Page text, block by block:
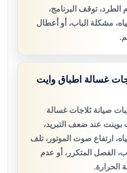
الطرد، توقف البرنامج،
مشكلة الباب، أو أعطال
غسالة اطباق وايت
صيانة ثلاجات غسالة
بوينت عند ضعف التبريد،
ارتفاع صوت الموتور، تلف
الفصل المتكرر، أو عدم
الحرارة.